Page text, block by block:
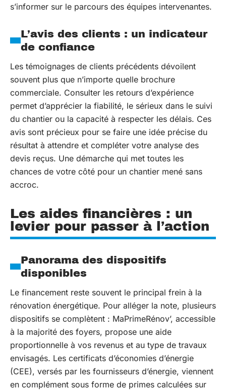
s’informer sur le parcours des équipes intervenantes.
L’avis des clients : un indicateur
de confiance
Les témoignages de clients précédents dévoilent
souvent plus que n’importe quelle brochure
commerciale. Consulter les retours d’expérience
permet d’apprécier la fiabilité, le sérieux dans le suivi
du chantier ou la capacité à respecter les délais. Ces
avis sont précieux pour se faire une idée précise du
résultat à attendre et compléter votre analyse des
devis reçus. Une démarche qui met toutes les
chances de votre côté pour un chantier mené sans
accroc.
Les aides financières : un
levier pour passer à l’action
Panorama des dispositifs
disponibles
Le financement reste souvent le principal frein à la
rénovation énergétique. Pour alléger la note, plusieurs
dispositifs se complètent : MaPrimeRénov’, accessible
à la majorité des foyers, propose une aide
proportionnelle à vos revenus et au type de travaux
envisagés. Les certificats d’économies d’énergie
(CEE), versés par les fournisseurs d’énergie, viennent
en complément sous forme de primes calculées sur